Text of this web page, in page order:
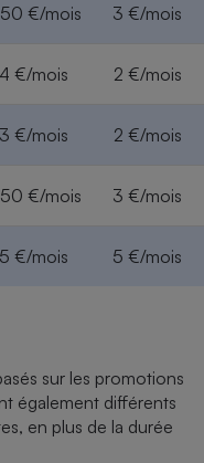
€/mois 3 €/mois
4 €/mois 2 €/mois
3 €/mois 2 €/mois
€/mois 3 €/mois
5 €/mois 5 €/mois
sur les promotions
également différents
en plus de la durée